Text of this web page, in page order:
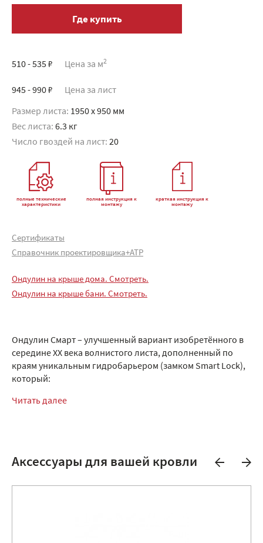
Где купить
510 - 535 ₽ Цена за м2
945 - 990 ₽ Цена за лист
Размер листа: 1950 x 950 мм
Вес листа: 6.3 кг
Число гвоздей на лист: 20
полные технические
характеристики
полная инструкция к
монтажу
краткая инструкция к
монтажу
Сертификаты
Справочник проектировщика+АТР
Ондулин на крыше дома. Смотреть.
Ондулин на крыше бани. Смотреть.
Ондулин Смарт – улучшенный вариант изобретённого в
середине XX века волнистого листа, дополненный по
краям уникальным гидробарьером (замком Smart Lock),
который:
Читать далее
Аксессуары для вашей кровли